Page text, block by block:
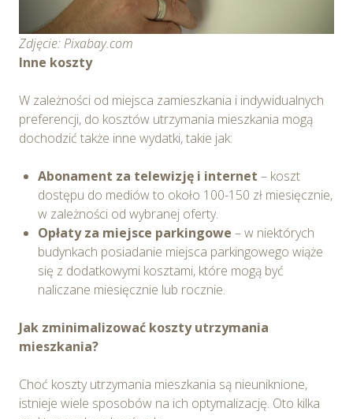
Zdjęcie: Pixabay.com
Inne koszty
W zależności od miejsca zamieszkania i indywidualnych
preferencji, do kosztów utrzymania mieszkania mogą
dochodzić także inne wydatki, takie jak:
Abonament za telewizję i internet – koszt
dostępu do mediów to około 100-150 zł miesięcznie,
w zależności od wybranej oferty.
Opłaty za miejsce parkingowe – w niektórych
budynkach posiadanie miejsca parkingowego wiąże
się z dodatkowymi kosztami, które mogą być
naliczane miesięcznie lub rocznie.
Jak zminimalizować koszty utrzymania
mieszkania?
Choć koszty utrzymania mieszkania są nieuniknione,
istnieje wiele sposobów na ich optymalizację. Oto kilka